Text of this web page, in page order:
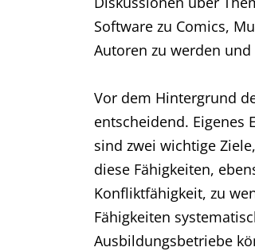
Software zu Comics,
Autoren zu werden
Vor dem Hintergrund
entscheidend. Eigenes
sind zwei wichtige
diese Fähigkeiten,
Konfliktfähigkeit, zu
Fähigkeiten
Ausbildungsbetriebe